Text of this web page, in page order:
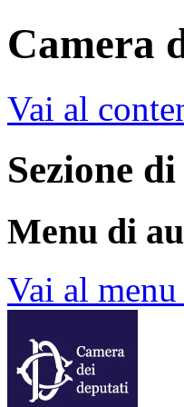
Camera
Vai al
Sezione
Menu di
Vai al